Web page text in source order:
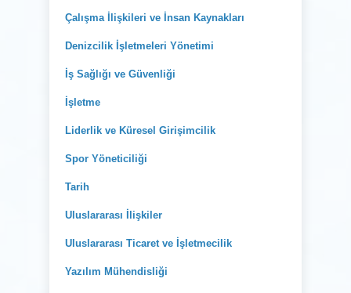
Çalışma İlişkileri ve İnsan Kaynakları
Denizcilik İşletmeleri Yönetimi
İş Sağlığı ve Güvenliği
İşletme
Liderlik ve Küresel Girişimcilik
Spor Yöneticiliği
Tarih
Uluslararası İlişkiler
Uluslararası Ticaret ve İşletmecilik
Yazılım Mühendisliği